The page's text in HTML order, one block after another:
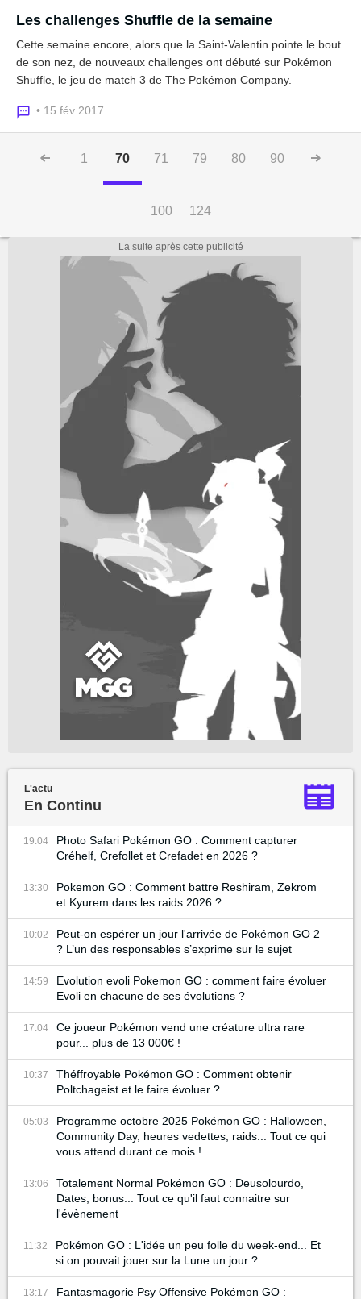
Les challenges Shuffle de la semaine
Cette semaine encore, alors que la Saint-Valentin pointe le bout
de son nez, de nouveaux challenges ont débuté sur Pokémon
Shuffle, le jeu de match 3 de The Pokémon Company.
• 15 fév 2017
1 70 71 79 80 90
100 124
L'actu
En Continu
19:04
Photo Safari Pokémon GO : Comment capturer
Créhelf, Crefollet et Crefadet en 2026 ?
13:30
Pokemon GO : Comment battre Reshiram, Zekrom
et Kyurem dans les raids 2026 ?
10:02
Peut-on espérer un jour l'arrivée de Pokémon GO 2
? L’un des responsables s’exprime sur le sujet
14:59
Evolution evoli Pokemon GO : comment faire évoluer
Evoli en chacune de ses évolutions ?
17:04
Ce joueur Pokémon vend une créature ultra rare
pour... plus de 13 000€ !
10:37
Théffroyable Pokémon GO : Comment obtenir
Poltchageist et le faire évoluer ?
05:03
Programme octobre 2025 Pokémon GO : Halloween,
Community Day, heures vedettes, raids... Tout ce qui
vous attend durant ce mois !
13:06
Totalement Normal Pokémon GO : Deusolourdo,
Dates, bonus... Tout ce qu'il faut connaitre sur
l'évènement
11:32
Pokémon GO : L'idée un peu folle du week-end... Et
si on pouvait jouer sur la Lune un jour ?
13:17
Fantasmagorie Psy Offensive Pokémon GO :